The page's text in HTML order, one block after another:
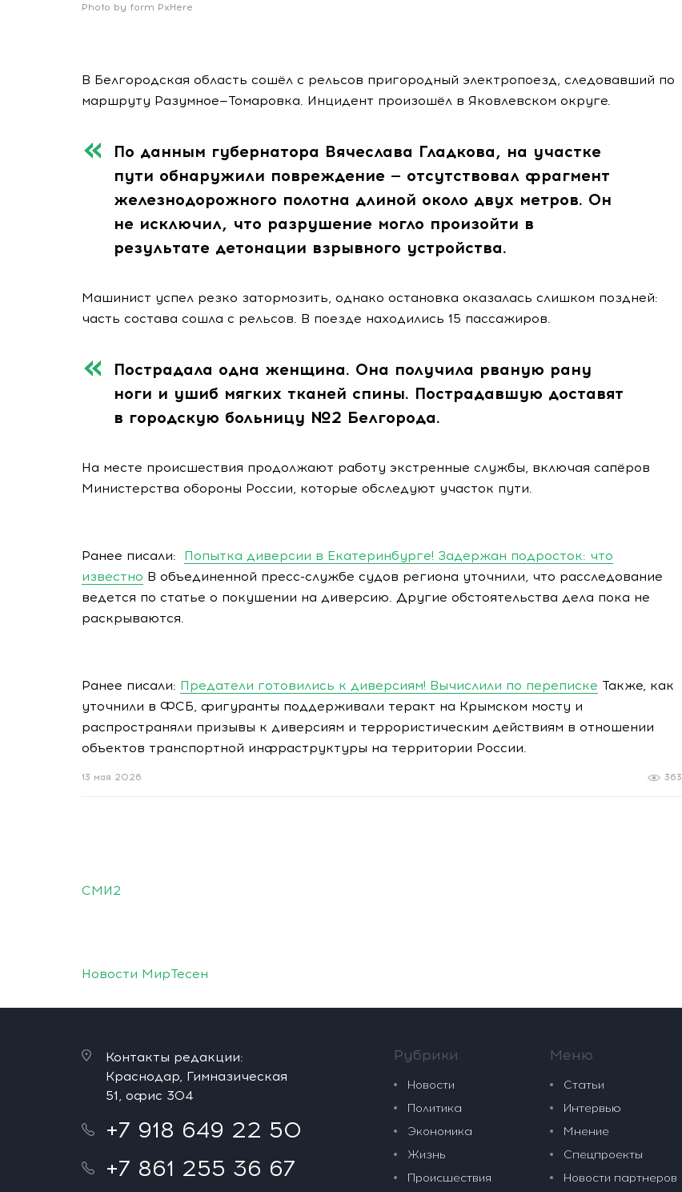
Photo by form PxHere
В Белгородская область сошёл с рельсов пригородный электропоезд, следовавший по
маршруту Разумное—Томаровка. Инцидент произошёл в Яковлевском округе.
По данным губернатора Вячеслава Гладкова, на участке
пути обнаружили повреждение — отсутствовал фрагмент
железнодорожного полотна длиной около двух метров. Он
не исключил, что разрушение могло произойти в
результате детонации взрывного устройства.
Машинист успел резко затормозить, однако остановка оказалась слишком поздней:
часть состава сошла с рельсов. В поезде находились 15 пассажиров.
Пострадала одна женщина. Она получила рваную рану
ноги и ушиб мягких тканей спины. Пострадавшую доставят
в городскую больницу №2 Белгорода.
На месте происшествия продолжают работу экстренные службы, включая сапёров
Министерства обороны России, которые обследуют участок пути.
Ранее писали: Попытка диверсии в Екатеринбурге! Задержан подросток: что
известно В объединенной пресс-службе судов региона уточнили, что расследование
ведется по статье о покушении на диверсию. Другие обстоятельства дела пока не
раскрываются.
Ранее писали: Предатели готовились к диверсиям! Вычислили по переписке Также, как
уточнили в ФСБ, фигуранты поддерживали теракт на Крымском мосту и
распространяли призывы к диверсиям и террористическим действиям в отношении
объектов транспортной инфраструктуры на территории России.
363
13 мая 2026
СМИ2
Новости МирТесен
Контакты редакции:
Краснодар, Гимназическая
51, офис 304
+7 918 649 22 50
+7 861 255 36 67
Рубрики
Новости
Политика
Экономика
Жизнь
Происшествия
Меню
Статьи
Интервью
Мнение
Спецпроекты
Новости партнеров